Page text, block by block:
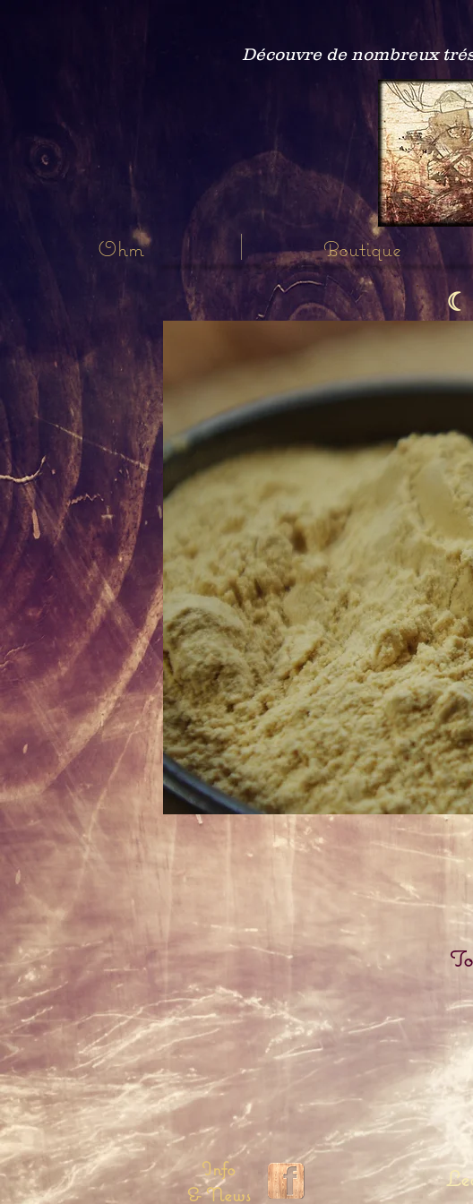
Découvre de nombreux
Ohm Boutique
☾
Info
& News